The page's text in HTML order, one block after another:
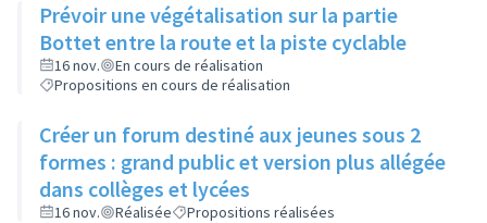
Prévoir une végétalisation sur la partie
Bottet entre la route et la piste cyclable
16 nov.
En cours de réalisation
Propositions en cours de réalisation
Créer un forum destiné aux jeunes sous 2
formes : grand public et version plus allégée
dans collèges et lycées
16 nov. Réalisée Propositions réalisées